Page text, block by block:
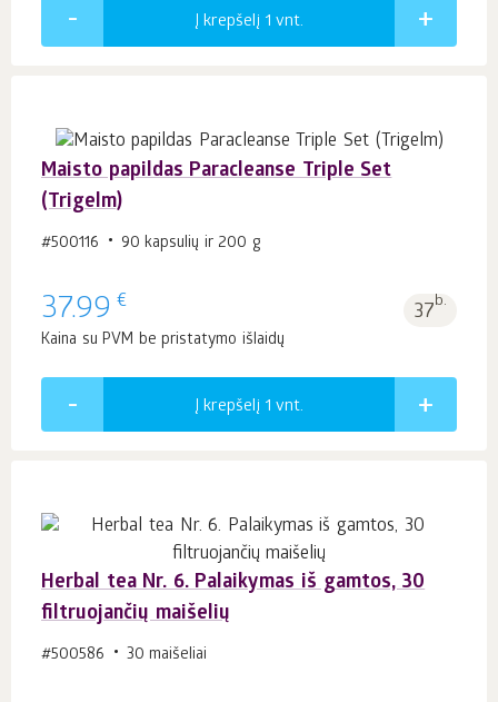
Į krepšelį 1 vnt.
Maisto papildas Paracleanse Triple Set
(Trigelm)
#500116 90 kapsulių ir 200 g
37.99 € 37b.
Kaina su PVM be pristatymo išlaidų
Į krepšelį 1 vnt.
Herbal tea Nr. 6. Palaikymas iš gamtos, 30
filtruojančių maišelių
#500586 30 maišeliai